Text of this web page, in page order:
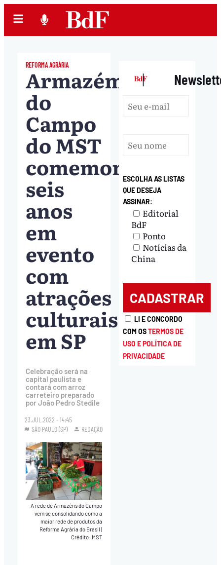
REFORMA AGRÁRIA
Armazém
do
Campo
do MST
comemora
seis
anos
em
evento
com
atrações
culturais
em SP
Celebração será na
capital paulista e
contará com arroz
carreteiro preparado
por João Pedro Stedile
23.JUL.2022 - 14:45
SÃO PAULO (SP)
REDAÇÃO
A rede de Armazéns do Campo
vem se consolidando como a
maior rede de produtos da
Reforma Agrária do Brasil|
Crédito: MST
|
ESCOLHA AS LISTAS
QUE DESEJA
ASSINAR:
Editorial
BdF
Ponto
Notícias da
China
LI E CONCORDO
COM OSTERMOS DE
USO E POLÍTICA DE
PRIVACIDADE